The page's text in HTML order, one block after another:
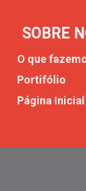
SOBRE
O que
Portifólio
Página Inicial